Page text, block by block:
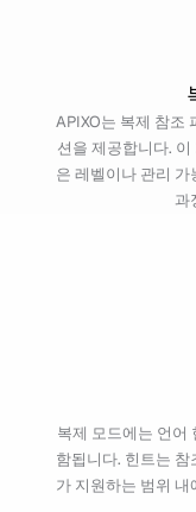
APIXO는 복제 참조
션을 제공합니다.
은 레벨이나 관리
과
복제 모드에는 언어
함됩니다. 힌트는 참
가 지원하는 범위